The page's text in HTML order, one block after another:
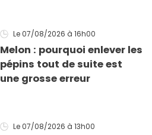
Le 07/08/2026 à 16h00
Melon : pourquoi enlever les
pépins tout de suite est
une grosse erreur
Le 07/08/2026 à 13h00